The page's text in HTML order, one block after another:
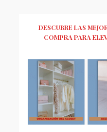
DESCUBRE LAS
COMPRA PARA